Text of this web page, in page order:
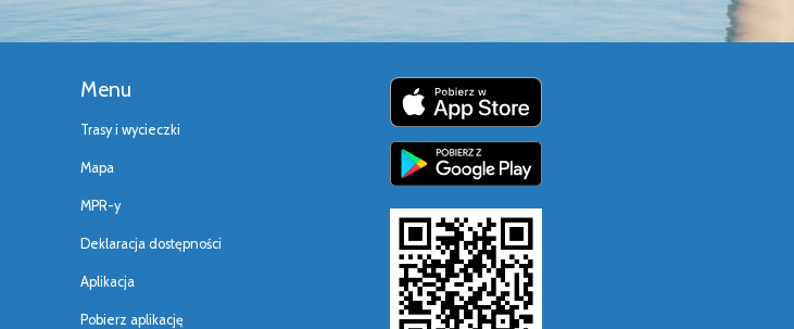
Menu
Trasy i wycieczki
Mapa
MPR-y
Deklaracja dostępności
Aplikacja
Pobierz aplikację